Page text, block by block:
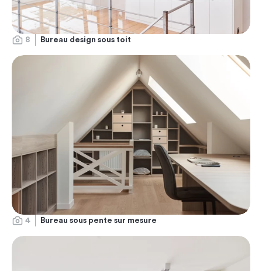
8 Bureau design sous toit
4 Bureau sous pente sur mesure